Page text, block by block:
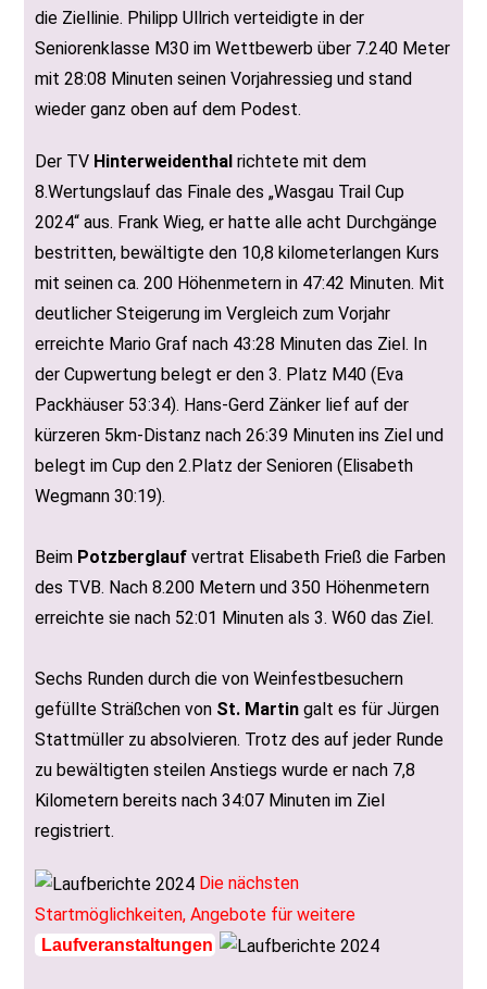
die Ziellinie. Philipp Ullrich verteidigte in der
Seniorenklasse M30 im Wettbewerb über 7.240 Meter
mit 28:08 Minuten seinen Vorjahressieg und stand
wieder ganz oben auf dem Podest.
Der TV Hinterweidenthal richtete mit dem
8.Wertungslauf das Finale des „Wasgau Trail Cup
2024“ aus. Frank Wieg, er hatte alle acht Durchgänge
bestritten, bewältigte den 10,8 kilometerlangen Kurs
mit seinen ca. 200 Höhenmetern in 47:42 Minuten. Mit
deutlicher Steigerung im Vergleich zum Vorjahr
erreichte Mario Graf nach 43:28 Minuten das Ziel. In
der Cupwertung belegt er den 3. Platz M40 (Eva
Packhäuser 53:34). Hans-Gerd Zänker lief auf der
kürzeren 5km-Distanz nach 26:39 Minuten ins Ziel und
belegt im Cup den 2.Platz der Senioren (Elisabeth
Wegmann 30:19).
Beim Potzberglauf vertrat Elisabeth Frieß die Farben
des TVB. Nach 8.200 Metern und 350 Höhenmetern
erreichte sie nach 52:01 Minuten als 3. W60 das Ziel.
Sechs Runden durch die von Weinfestbesuchern
gefüllte Sträßchen von St. Martin galt es für Jürgen
Stattmüller zu absolvieren. Trotz des auf jeder Runde
zu bewältigten steilen Anstiegs wurde er nach 7,8
Kilometern bereits nach 34:07 Minuten im Ziel
registriert.
Die nächsten
Startmöglichkeiten, Angebote für weitere
Laufveranstaltungen